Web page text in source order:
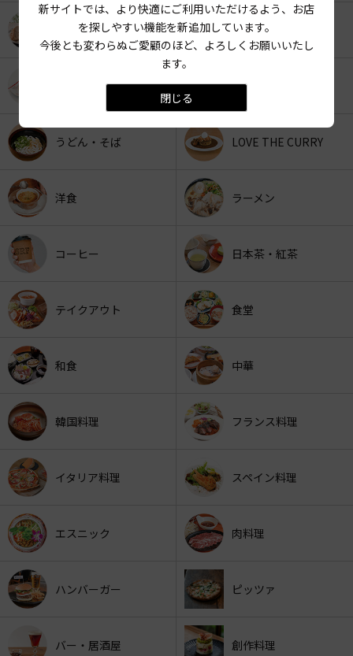
新サイトでは、より快適にご利用いただけるよう、お店
を探しやすい機能を新追加しています。
今後とも変わらぬご愛顧のほど、よろしくお願いいたし
ます。
閉じる
カフェ 京みやげ
パン
うどん・そば LOVE THE CURRY
洋食 ラーメン
コーヒー 日本茶・紅茶
テイクアウト 食堂
和食 中華
韓国料理 フランス料理
イタリア料理 スペイン料理
エスニック 肉料理
ハンバーガー ピッツァ
バー・居酒屋 創作料理